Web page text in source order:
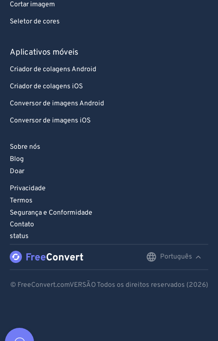
Cortar imagem
Seletor de cores
Aplicativos móveis
Criador de colagens Android
Criador de colagens iOS
Conversor de imagens Android
Conversor de imagens iOS
Sobre nós
Blog
Doar
Privacidade
Termos
Segurança e Conformidade
Contato
status
Português
© FreeConvert.comVERSÃO Todos os direitos reservados (2026)